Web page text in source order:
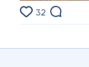
32